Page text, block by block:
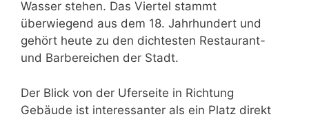
Wasser stehen. Das Viertel stammt
überwiegend aus dem 18. Jahrhundert und
gehört heute zu den dichtesten Restaurant-
und Barbereichen der Stadt.
Der Blick von der Uferseite in Richtung
Gebäude ist interessanter als ein Platz direkt